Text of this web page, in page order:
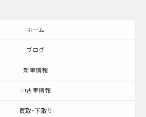
ホーム
ブログ
新車情報
中古車情報
買取・下取り